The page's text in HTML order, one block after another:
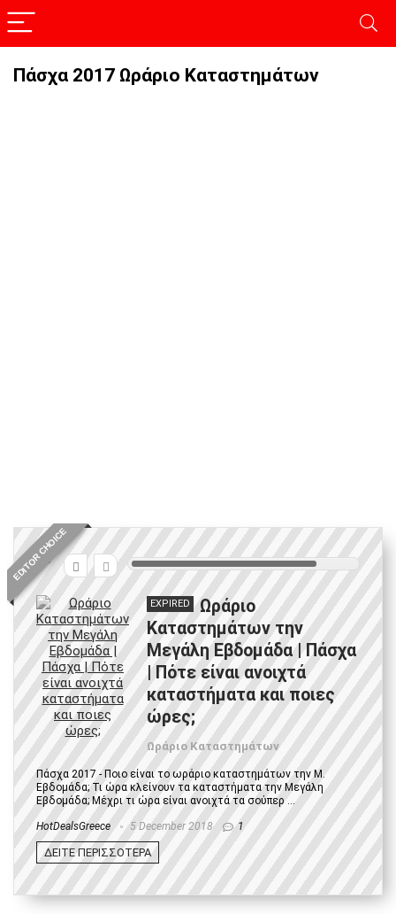
Πάσχα 2017 Ωράριο Καταστημάτων
EDITOR CHOICE
8
EXPIRED
Ωράριο
Καταστημάτων την
Μεγάλη Εβδομάδα | Πάσχα
| Πότε είναι ανοιχτά
καταστήματα και ποιες
ώρες;
Ωράριο Καταστημάτων
Πάσχα 2017 - Ποιο είναι το ωράριο καταστημάτων την Μ.
Εβδομάδα; Τι ώρα κλείνουν τα καταστήματα την Μεγάλη
Εβδομάδα; Μέχρι τι ώρα είναι ανοιχτά τα σούπερ ...
HotDealsGreece 5 December 2018 1
ΔΕΙΤΕ ΠΕΡΙΣΣΟΤΕΡΑ